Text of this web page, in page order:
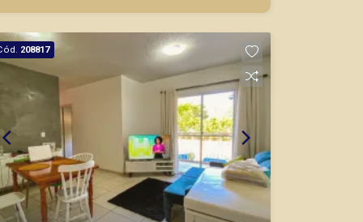
de Ribeirão Preto.
208817